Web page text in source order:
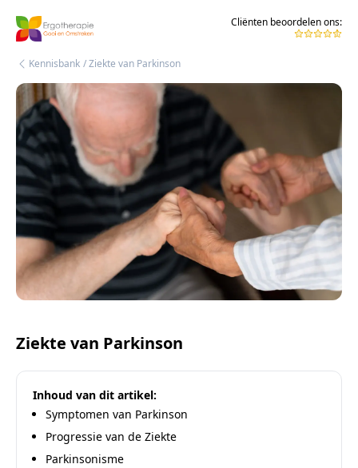
Cliënten beoordelen ons:
Kennisbank / Ziekte van Parkinson
Ziekte van Parkinson
Inhoud van dit artikel:
Symptomen van Parkinson
Progressie van de Ziekte
Parkinsonisme